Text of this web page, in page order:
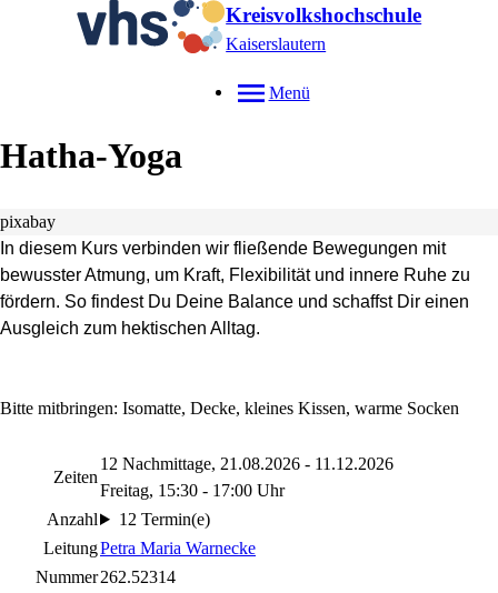
Kreisvolkshochschule
Kaiserslautern
Menü
Hatha-Yoga
pixabay
In diesem Kurs verbinden wir fließende Bewegungen mit
bewusster Atmung, um Kraft, Flexibilität und innere Ruhe zu
fördern. So findest Du Deine Balance und schaffst Dir einen
Ausgleich zum hektischen Alltag.
Bitte mitbringen: Isomatte, Decke, kleines Kissen, warme Socken
Zeiten
12 Nachmittage, 21.08.2026 - 11.12.2026
Freitag, 15:30 - 17:00 Uhr
Anzahl
12 Termin(e)
LeitungPetra Maria Warnecke
Nummer262.52314